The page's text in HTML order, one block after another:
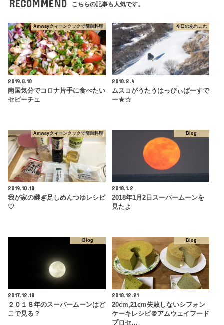
RECOMMEND こちらの記事も人気です。
Amwayクィーンクックで簡単料理
2019.8.18
南国気分でコロナ片手に食べたい
セビーチェ
今日のあれこれ
2018.2.4
ムスコがうたうはっぴぃばーすで
ー★☆
Amwayクィーンクックで簡単料理
2019.10.18
我が家の継ぎ足しめんつゆレシピ
♡
Blog
2018.1.2
2018年1月2日スーパームーンを
見たよ
Blog
2017.12.18
２０１８年のスーパームーンはど
こで見る？
Blog
2018.12.21
20cm,21cm失敗しないシフォン
ケーキレシピ＠アムウェイフード
プロセ…